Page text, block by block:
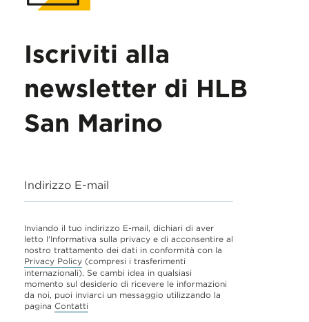
Iscriviti alla
newsletter di HLB
San Marino
Indirizzo E-mail
Inviando il tuo indirizzo E-mail, dichiari di aver
letto l'Informativa sulla privacy e di acconsentire al
nostro trattamento dei dati in conformità con la
Privacy Policy (compresi i trasferimenti
internazionali). Se cambi idea in qualsiasi
momento sul desiderio di ricevere le informazioni
da noi, puoi inviarci un messaggio utilizzando la
pagina Contatti